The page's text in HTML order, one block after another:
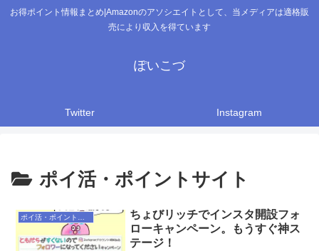
お得ポイント情報まとめ|Amazonのアソシエイトとして、当メディアは適格販
売により収入を得ています
ぽいこづ
Twitter Instagram
ポイ活・ポイントサイト
ちょびリッチでインスタ開設フォ
ローキャンペーン。もうすぐ神ス
テージ！